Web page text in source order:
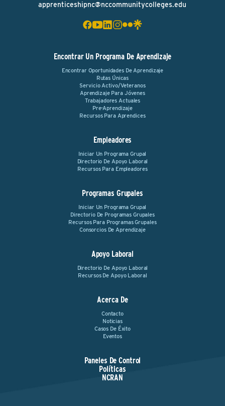
apprenticeshipnc@nccommunitycolleges.edu
Encontrar Un Programa De Aprendizaje
Encontrar Oportunidades De Aprendizaje
Rutas Únicas
Servicio Activo/Veteranos
Aprendizaje Para Jóvenes
Trabajadores Actuales
Pre-Aprendizaje
Recursos Para Aprendices
Empleadores
Iniciar Un Programa Grupal
Directorio De Apoyo Laboral
Recursos Para Empleadores
Programas Grupales
Iniciar Un Programa Grupal
Directorio De Programas Grupales
Recursos Para Programas Grupales
Consorcios De Aprendizaje
Apoyo Laboral
Directorio De Apoyo Laboral
Recursos De Apoyo Laboral
Acerca De
Contacto
Noticias
Casos De Éxito
Eventos
Paneles De Control
Políticas
NCRAN